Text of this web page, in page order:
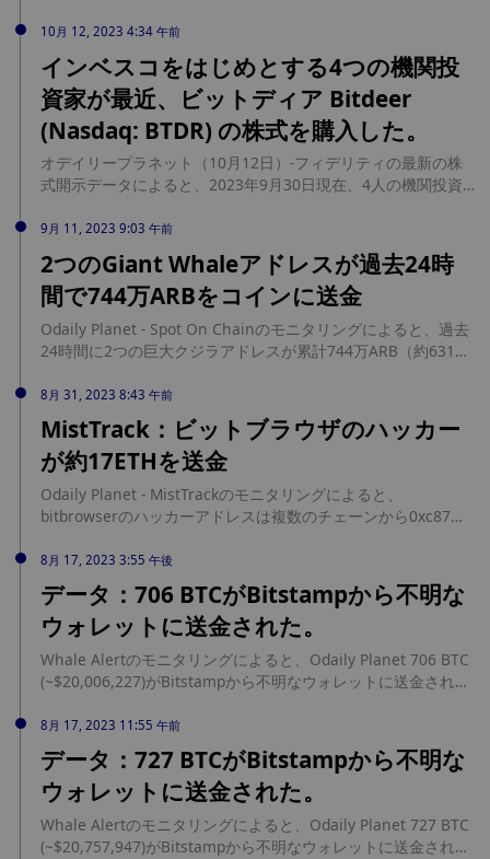
される価値の売却を承認するよう求めたことが、裁判所の文書
で明らかになった。 10月25日の市場価格に基づくと、FTXの
「受託資産」は、総額約6億9,100万ドルのシェイズ・オブ・グ
レイ信託5本と、5,300万ドルのビットワイズが管理する信託1
本に関連する。 法廷文書によると、これは債権者が来るべき収
益化分配に備え、FTXが適切な時期にこれらの信託資産を迅速
に売却できるようにすることを意図したもの。さらに、各資産
の個別売却に関連するコストや遅延を軽減する方法として、価
とになる。 同申請書によると、債務者は、価格変動のリスクを
積極的に軽減することが信託資産の価値を最大限に保護し、そ
れによって債権者へのリターンを最大化し、債務者の再建計画
における資金の公平な分配を促進すると考えている。(コインデ
10月 12, 2023 4:34 午前
インベスコをはじめとする4つの機関投
資家が最近、ビットディア Bitdeer
(Nasdaq: BTDR) の株式を購入した。
オデイリープラネット（10月12日）-フィデリティの最新の株
式開示データによると、2023年9月30日現在、4人の機関投資
ビットディア（Nasdaq: BTDR）の株式を購入しており、具体
的にはInvesco Capital Management、TeachersInsurance
and Annuity Association-College Retirement Equities Fund
(TIAA)、Exchange Traded Concepts (ETC)、BetaShares
は、ビットディア株を20,380株購入した。学術、研究、医療、
文化、政府部門に財務退職サービスを提供するTIAAは、現在
イダーであるベータシェアーズは、現在ビットディア株を17万
8360株保有している。
9月 11, 2023 9:03 午前
2つのGiant Whaleアドレスが過去24時
間で744万ARBをコインに送金
Odaily Planet - Spot On Chainのモニタリングによると、過去
24時間に2つの巨大クジラアドレスが累計744万ARB（約631万
レスは平均価格0.86ドルで380万ARBをCoinSafeに送金した。
Vladilena2.ethは1時間前に平均価格0.84ドルで364万ARBを
CoinSafeに送金した。1時間前に平均価格0.84ドルで364万
ARBがCoinSafeに送金された。 OKXのティッカーによると、
8月 31, 2023 8:43 午前
MistTrack：ビットブラウザのハッカー
が約17ETHを送金
Odaily Planet - MistTrackのモニタリングによると、
bitbrowserのハッカーアドレスは複数のチェーンから0xc87で
のトークンをSocket経由でETHに変換している。
8月 17, 2023 3:55 午後
データ：706 BTCがBitstampから不明な
ウォレットに送金された。
Whale Alertのモニタリングによると、Odaily Planet 706 BTC
(~$20,006,227)がBitstampから不明なウォレットに送金され
8月 17, 2023 11:55 午前
データ：727 BTCがBitstampから不明な
ウォレットに送金された。
Whale Alertのモニタリングによると、Odaily Planet 727 BTC
(~$20,757,947)がBitstampから不明なウォレットに送金され